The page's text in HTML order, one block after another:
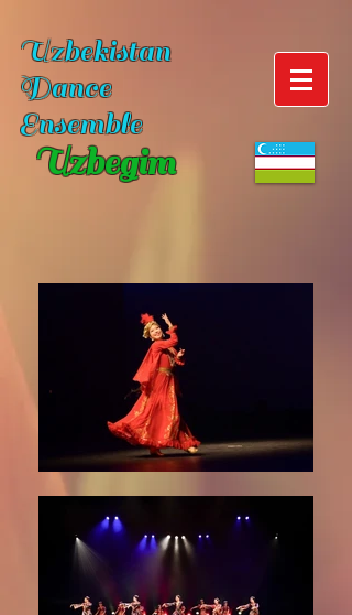
Uzbekistan
Dance
Ensemble
Uzbegim